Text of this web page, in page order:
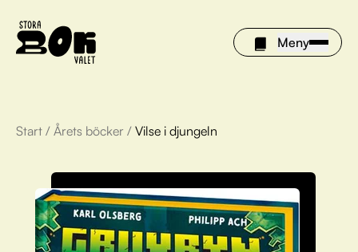
Meny
Årets böcker
Om Stora bokvalet
Olivia tipsar
Start / Årets böcker / Vilse i djungeln